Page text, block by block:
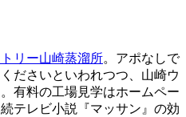
リー山崎蒸溜所。アポなしで
ださいといわれつつ、山崎ウ
有料の工場見学はホームペー
テレビ小説『マッサン』の効